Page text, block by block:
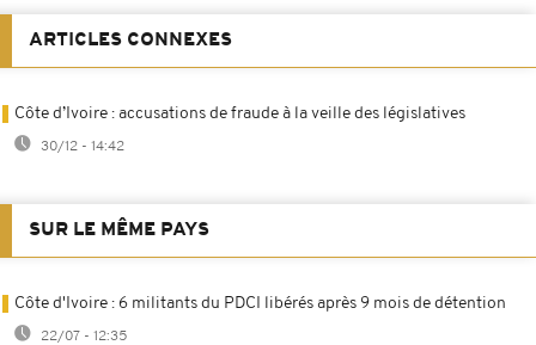
ARTICLES CONNEXES
Côte d’Ivoire : accusations de fraude à la veille des législatives
30/12 - 14:42
SUR LE MÊME PAYS
Côte d'Ivoire : 6 militants du PDCI libérés après 9 mois de détention
22/07 - 12:35